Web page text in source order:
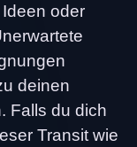
oder
deinen
Falls du dich
Transit wie